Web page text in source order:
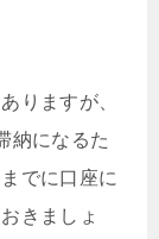
りますが、
納になるた
でに口座に
きましょ